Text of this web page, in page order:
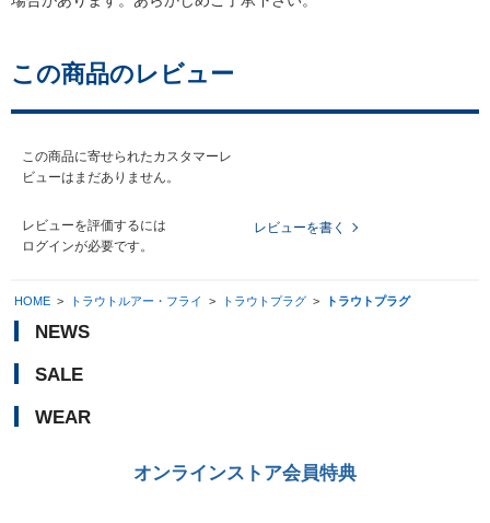
この商品のレビュー
この商品に寄せられたカスタマーレ
ビューはまだありません。
レビューを評価するには
ログインが必要です。
レビューを書く
HOME > トラウトルアー・フライ > トラウトプラグ > トラウトプラグ
NEWS
SALE
WEAR
オンラインストア会員特典